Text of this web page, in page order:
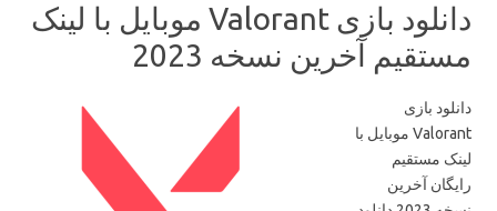
دانلود بازی Valorant موبایل با لینک
مستقیم آخرین نسخه 2023
دانلود بازی
Valorant موبایل با
لینک مستقیم
رایگان آخرین